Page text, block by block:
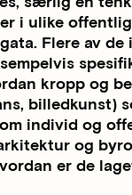
i ulike
Flere av
kropp og
billedkunst)
individ og
og
er de